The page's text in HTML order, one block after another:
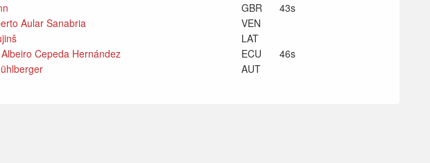
GBR
43s
Aular Sanabria
VEN
LAT
Cepeda Hernández ECU
46s
AUT